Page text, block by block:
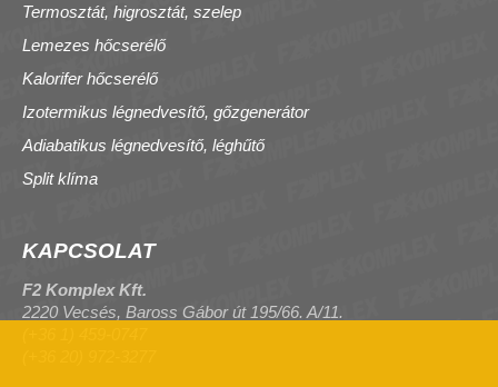
Termosztát, higrosztát, szelep
Lemezes hőcserélő
Kalorifer hőcserélő
Izotermikus légnedvesítő, gőzgenerátor
Adiabatikus légnedvesítő, léghűtő
Split klíma
KAPCSOLAT
F2 Komplex Kft.
2220 Vecsés, Baross Gábor út 195/66. A/11.